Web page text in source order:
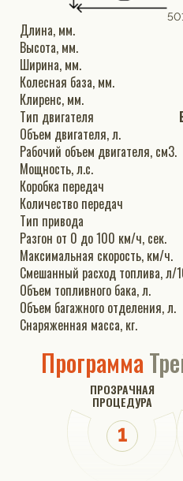
Длина, мм.
Высота, мм.
Ширина, мм.
Колесная база, мм.
Клиренс, мм.
Тип двигателя
Объем двигателя, л.
Рабочий объем двигателя, см3.
Мощность, л.с.
Коробка передач
Количество передач
Тип привода
Разгон от 0 до 100 км/ч, сек.
Максимальная скорость, км/ч.
Смешанный расход топлива, л/
Объем топливного бака, л.
Объем багажного отделения, л.
Снаряженная масса, кг.
Программа
ПРОЗРАЧНАЯ
ПРОЦЕДУРА